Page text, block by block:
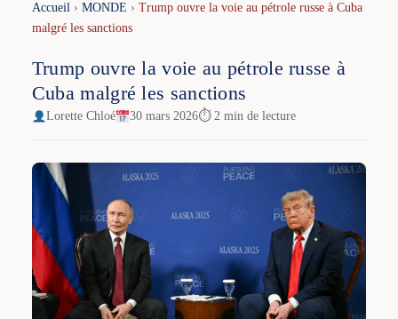
Accueil› MONDE › Trump ouvre la voie au pétrole russe à Cuba
malgré les sanctions
Trump ouvre la voie au pétrole russe à
Cuba malgré les sanctions
Lorette Chloé 30 mars 2026⏱ 2 min de lecture